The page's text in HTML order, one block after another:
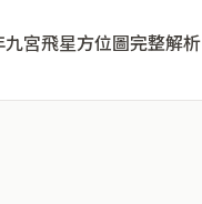
九宮飛星方位圖完整解析